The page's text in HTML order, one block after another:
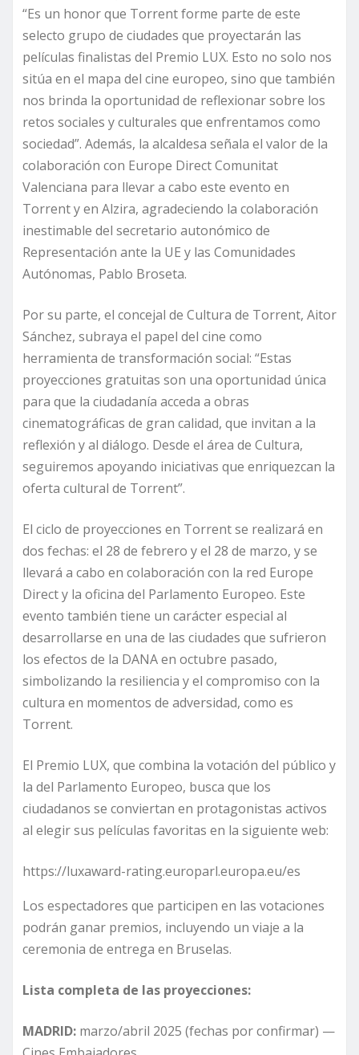
“Es un honor que Torrent forme parte de este
selecto grupo de ciudades que proyectarán las
películas finalistas del Premio LUX. Esto no solo nos
sitúa en el mapa del cine europeo, sino que también
nos brinda la oportunidad de reflexionar sobre los
retos sociales y culturales que enfrentamos como
sociedad”. Además, la alcaldesa señala el valor de la
colaboración con Europe Direct Comunitat
Valenciana para llevar a cabo este evento en
Torrent y en Alzira, agradeciendo la colaboración
inestimable del secretario autonómico de
Representación ante la UE y las Comunidades
Autónomas, Pablo Broseta.
Por su parte, el concejal de Cultura de Torrent, Aitor
Sánchez, subraya el papel del cine como
herramienta de transformación social: “Estas
proyecciones gratuitas son una oportunidad única
para que la ciudadanía acceda a obras
cinematográficas de gran calidad, que invitan a la
reflexión y al diálogo. Desde el área de Cultura,
seguiremos apoyando iniciativas que enriquezcan la
oferta cultural de Torrent”.
El ciclo de proyecciones en Torrent se realizará en
dos fechas: el 28 de febrero y el 28 de marzo, y se
llevará a cabo en colaboración con la red Europe
Direct y la oficina del Parlamento Europeo. Este
evento también tiene un carácter especial al
desarrollarse en una de las ciudades que sufrieron
los efectos de la DANA en octubre pasado,
simbolizando la resiliencia y el compromiso con la
cultura en momentos de adversidad, como es
Torrent.
El Premio LUX, que combina la votación del público y
la del Parlamento Europeo, busca que los
ciudadanos se conviertan en protagonistas activos
al elegir sus películas favoritas en la siguiente web:
https://luxaward-rating.europarl.europa.eu/es
Los espectadores que participen en las votaciones
podrán ganar premios, incluyendo un viaje a la
ceremonia de entrega en Bruselas.
Lista completa de las proyecciones:
MADRID: marzo/abril 2025 (fechas por confirmar) —